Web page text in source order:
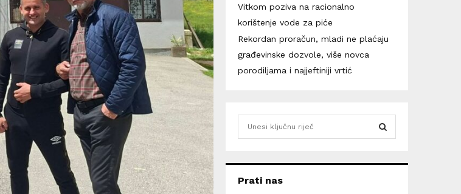
Vitkom poziva na racionalno
korištenje vode za piće
Rekordan proračun, mladi ne plaćaju
građevinske dozvole, više novca
porodiljama i najjeftiniji vrtić
h
Prati nas